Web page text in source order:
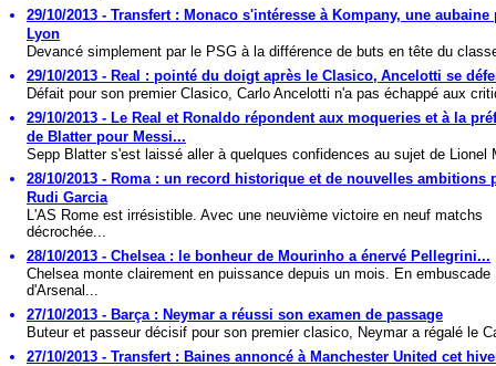
29/10/2013 - Transfert : Monaco s'intéresse à Kompany, une aubaine
Lyon
Devancé simplement par le PSG à la différence de buts en tête du
29/10/2013 - Real : pointé du doigt après le Clasico, Ancelotti se
Défait pour son premier Clasico, Carlo Ancelotti n'a pas échappé aux
29/10/2013 - Le Real et Ronaldo répondent aux moqueries et à la
de Blatter pour Messi...
Sepp Blatter s'est laissé aller à quelques confidences au sujet de Lionel
28/10/2013 - Roma : un record historique et de nouvelles ambitions
Rudi Garcia
L'AS Rome est irrésistible. Avec une neuvième victoire en neuf matchs
décrochée...
28/10/2013 - Chelsea : le bonheur de Mourinho a énervé Pellegrini...
Chelsea monte clairement en puissance depuis un mois. En embuscade
d'Arsenal...
27/10/2013 - Barça : Neymar a réussi son examen de passage
Buteur et passeur décisif pour son premier clasico, Neymar a régalé le
27/10/2013 - Transfert : Baines annoncé à Manchester United cet